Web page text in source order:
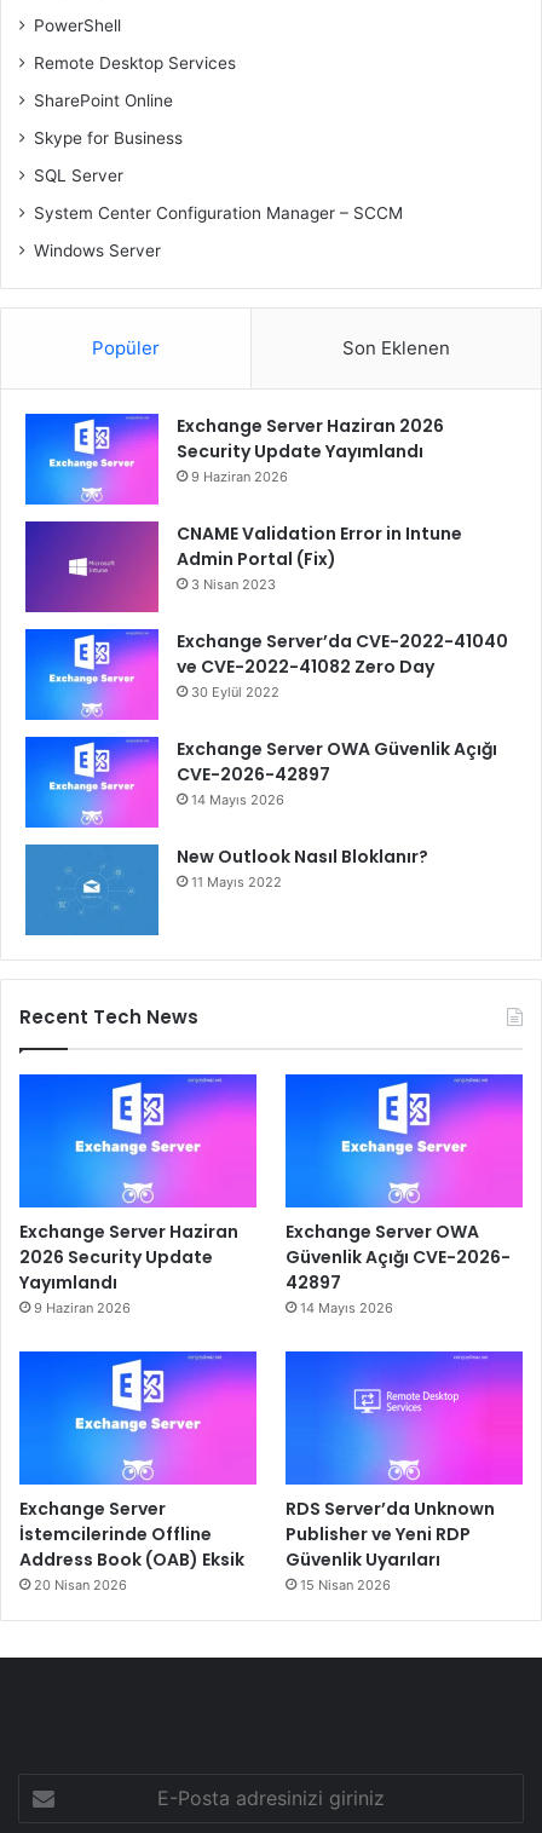
PowerShell
Remote Desktop Services
SharePoint Online
Skype for Business
SQL Server
System Center Configuration Manager – SCCM
Windows Server
Popüler Son Eklenen
Exchange Server Haziran 2026
Security Update Yayımlandı
9 Haziran 2026
CNAME Validation Error in Intune
Admin Portal (Fix)
3 Nisan 2023
Exchange Server’da CVE-2022-41040
ve CVE-2022-41082 Zero Day
30 Eylül 2022
Exchange Server OWA Güvenlik Açığı
CVE-2026-42897
14 Mayıs 2026
New Outlook Nasıl Bloklanır?
11 Mayıs 2022
Recent Tech News
Exchange Server Haziran
2026 Security Update
Yayımlandı
9 Haziran 2026
Exchange Server OWA
Güvenlik Açığı CVE-2026-
42897
14 Mayıs 2026
Exchange Server
İstemcilerinde Offline
Address Book (OAB) Eksik
20 Nisan 2026
RDS Server’da Unknown
Publisher ve Yeni RDP
Güvenlik Uyarıları
15 Nisan 2026
Posta